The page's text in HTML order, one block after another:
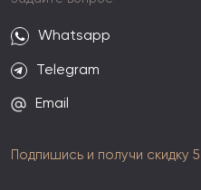
Подпишись и получи скидку
Whatsapp
Telegram
Email